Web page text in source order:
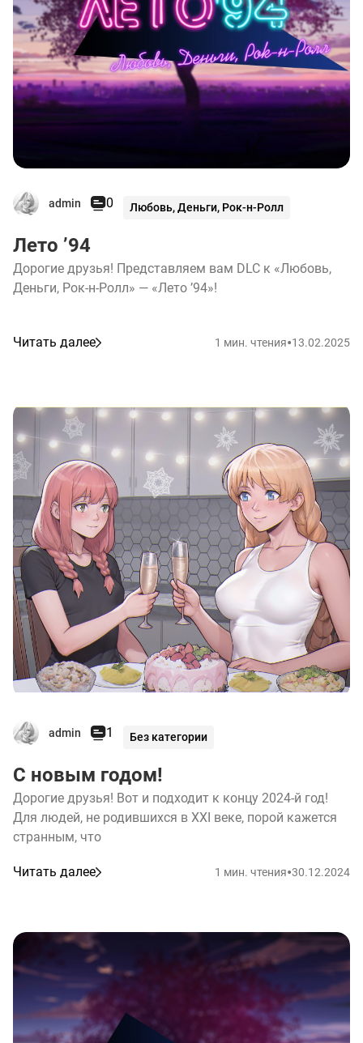
admin 0 Любовь, Деньги, Рок-н-Ролл
Лето ’94
Дорогие друзья! Представляем вам DLC к «Любовь,
Деньги, Рок-н-Ролл» — «Лето ’94»!
Читать далее 1 мин. чтения•13.02.2025
admin 1 Без категории
С новым годом!
Дорогие друзья! Вот и подходит к концу 2024-й год!
Для людей, не родившихся в XXI веке, порой кажется
странным, что
Читать далее 1 мин. чтения•30.12.2024